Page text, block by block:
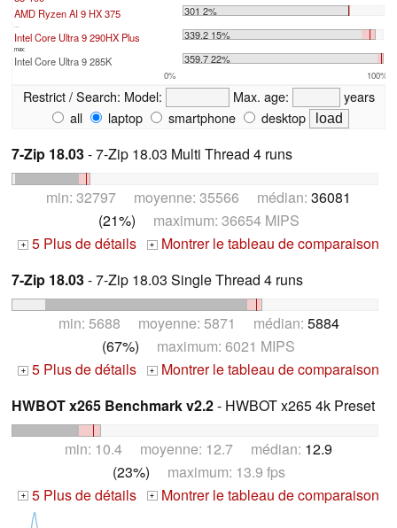
AMD Ryzen AI 9 HX 375 301 2%
...
Intel Core Ultra 9 290HX Plus 339.2 15%
max:
Intel Core Ultra 9 285K 359.7 22%
0% 100%
Restrict / Search: Model: Max. age:
years
all
laptop smartphone desktop
7-Zip 18.03- 7-Zip 18.03 Multi Thread 4 runs
min: 32797 moyenne: 35566 médian: 36081
(21%) maximum: 36654 MIPS
+ 5 Plus de détails + Montrer le tableau de comparaison
7-Zip 18.03- 7-Zip 18.03 Single Thread 4 runs
min: 5688 moyenne: 5871 médian: 5884
(67%) maximum: 6021 MIPS
+ 5 Plus de détails + Montrer le tableau de comparaison
HWBOT x265 Benchmark v2.2- HWBOT x265 4k Preset
min: 10.4 moyenne: 12.7 médian: 12.9
(23%) maximum: 13.9 fps
+ 5 Plus de détails + Montrer le tableau de comparaison